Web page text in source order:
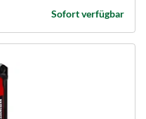
Sofort verfügbar